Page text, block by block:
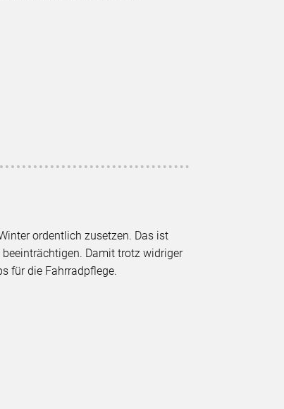
ordentlich zusetzen. Das ist
Damit trotz widriger
für die Fahrradpflege.